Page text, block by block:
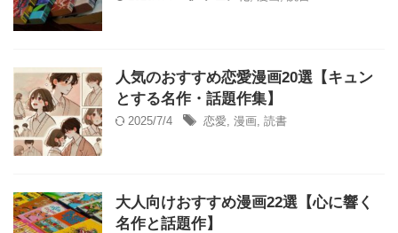
人気のおすすめ恋愛漫画20選【キュン
とする名作・話題作集】
2025/7/4 恋愛, 漫画, 読書
大人向けおすすめ漫画22選【心に響く
名作と話題作】